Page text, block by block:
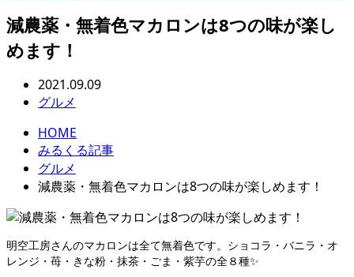
減農薬・無着色マカロンは8つの味が楽し
めます！
2021.09.09
グルメ
HOME
みるくる記事
グルメ
減農薬・無着色マカロンは8つの味が楽しめます！
明空工房さんのマカロンは全て無着色です。ショコラ・バニラ・オ
レンジ・苺・きな粉・抹茶・ごま・紫芋の全８種✨